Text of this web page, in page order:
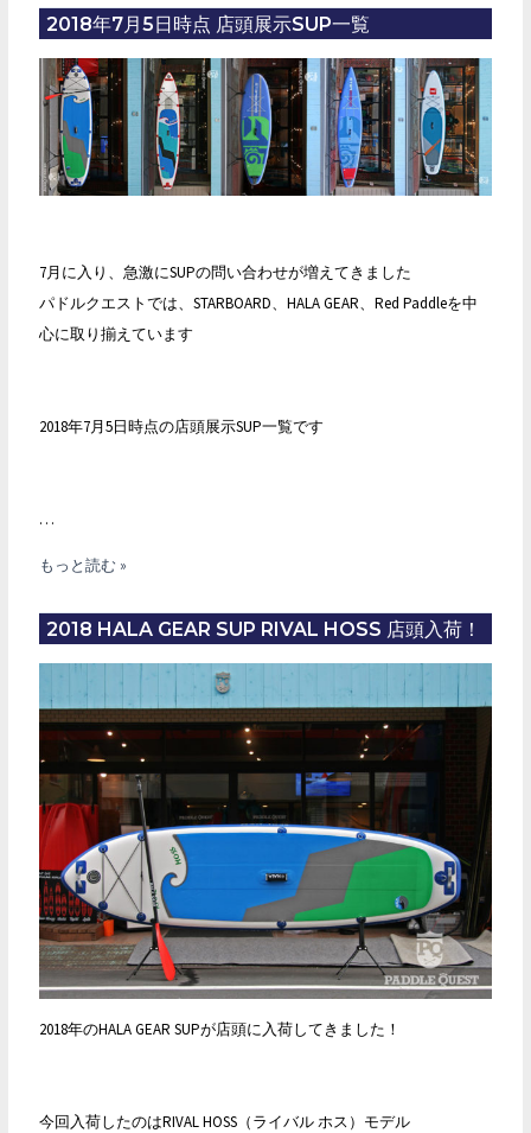
PLAYA
頭
入
荷！
2018年7月5日時点 店頭展示SUP一覧
7月に入り、急激にSUPの問い合わせが増えてきました
パドルクエストでは、STARBOARD、HALA GEAR、Red Paddleを中
心に取り揃えています
2018年7月5日時点の店頭展示SUP一覧です
…
2018
日
点
店
頭
展
示
SUP
一
覧
もっと読む »
2018 HALA GEAR SUP RIVAL HOSS 店頭入荷！
2018年のHALA GEAR SUPが店頭に入荷してきました！
今回入荷したのはRIVAL HOSS（ライバル ホス）モデル